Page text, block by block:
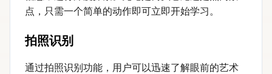
点，只需一个简单的动作即可立即开始学习。
拍照识别
通过拍照识别功能，用户可以迅速了解眼前的艺术